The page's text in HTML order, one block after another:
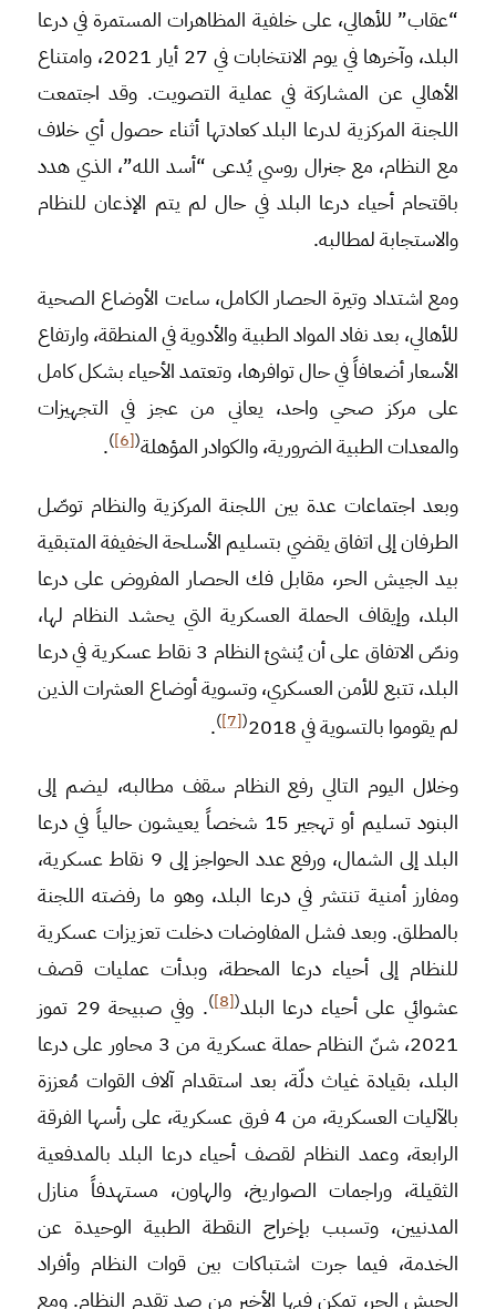
“عقاب” للأهالي، على خلفية المظاهرات المستمرة في درعا
البلد، وآخرها في يوم الانتخابات في 27 أيار 2021، وامتناع
الأهالي عن المشاركة في عملية التصويت. وقد اجتمعت
اللجنة المركزية لدرعا البلد كعادتها أثناء حصول أي خلاف
مع النظام، مع جنرال روسي يُدعى “أسد الله”، الذي هدد
باقتحام أحياء درعا البلد في حال لم يتم الإذعان للنظام
والاستجابة لمطالبه.
ومع اشتداد وتيرة الحصار الكامل، ساءت الأوضاع الصحية
للأهالي، بعد نفاد المواد الطبية والأدوية في المنطقة، وارتفاع
الأسعار أضعافاً في حال توافرها، وتعتمد الأحياء بشكل كامل
على مركز صحي واحد، يعاني من عجز في التجهيزات
والمعدات الطبية الضرورية، والكوادر المؤهلة(
[6]
)
.
وبعد اجتماعات عدة بين اللجنة المركزية والنظام توصّل
الطرفان إلى اتفاق يقضي بتسليم الأسلحة الخفيفة المتبقية
بيد الجيش الحر، مقابل فك الحصار المفروض على درعا
البلد، وإيقاف الحملة العسكرية التي يحشد النظام لها،
ونصّ الاتفاق على أن يُنشئ النظام 3 نقاط عسكرية في درعا
البلد، تتبع للأمن العسكري، وتسوية أوضاع العشرات الذين
لم يقوموا بالتسوية في 2018
(
[7]
)
.
وخلال اليوم التالي رفع النظام سقف مطالبه، ليضم إلى
البنود تسليم أو تهجير 15 شخصاً يعيشون حالياً في درعا
البلد إلى الشمال، ورفع عدد الحواجز إلى 9 نقاط عسكرية،
ومفارز أمنية تنتشر في درعا البلد، وهو ما رفضته اللجنة
بالمطلق. وبعد فشل المفاوضات دخلت تعزيزات عسكرية
للنظام إلى أحياء درعا المحطة، وبدأت عمليات قصف
عشوائي على أحياء درعا البلد(
[8]
)
. وفي صبيحة 29 تموز
2021، شنّ النظام حملة عسكرية من 3 محاور على درعا
البلد، بقيادة غياث دلّة، بعد استقدام آلاف القوات مُعززة
بالآليات العسكرية، من 4 فرق عسكرية، على رأسها الفرقة
الرابعة، وعمد النظام لقصف أحياء درعا البلد بالمدفعية
الثقيلة، وراجمات الصواريخ، والهاون، مستهدفاً منازل
المدنيين، وتسبب بإخراج النقطة الطبية الوحيدة عن
الخدمة، فيما جرت اشتباكات بين قوات النظام وأفراد
الجيش الحر، تمكن فيها الأخير من صد تقدم النظام. ومع